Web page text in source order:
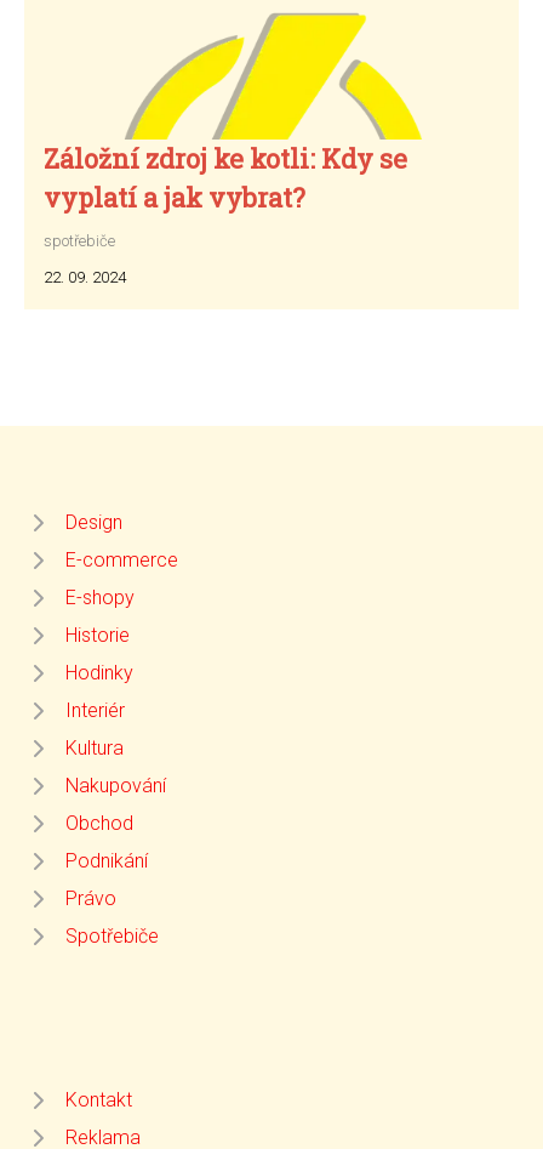
Záložní zdroj ke kotli: Kdy se
vyplatí a jak vybrat?
spotřebiče
22. 09. 2024
Design
E-commerce
E-shopy
Historie
Hodinky
Interiér
Kultura
Nakupování
Obchod
Podnikání
Právo
Spotřebiče
Kontakt
Reklama